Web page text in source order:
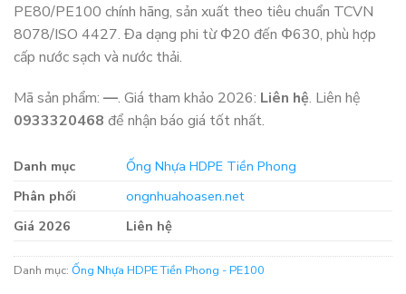
PE80/PE100 chính hãng, sản xuất theo tiêu chuẩn TCVN
8078/ISO 4427. Đa dạng phi từ Φ20 đến Φ630, phù hợp
cấp nước sạch và nước thải.
Mã sản phẩm: —. Giá tham khảo 2026: Liên hệ. Liên hệ
0933320468 để nhận báo giá tốt nhất.
Danh mục
Ống Nhựa HDPE Tiền Phong
Phân phối
ongnhuahoasen.net
Giá 2026
Liên hệ
Danh mục: Ống Nhựa HDPE Tiền Phong - PE100